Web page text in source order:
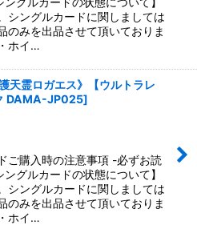
シングルカードに関しましては
のみを出品させて頂いておりま
ホイ…
天霊ロガエス》【ウルトラレ
DAMA-JP025]
ご購入時の注意事項 -必ずお読
グルカードの状態について】
シングルカードに関しましては
のみを出品させて頂いておりま
ホイ…